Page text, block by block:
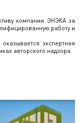
компании ЭНЭКА за
работу и
экспертная
авторского надзора.